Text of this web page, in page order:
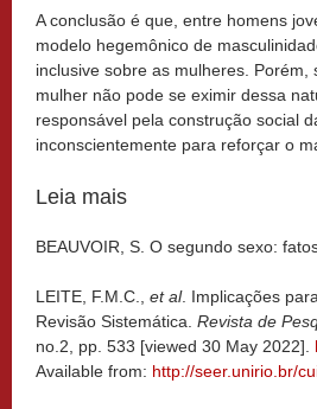
A conclusão é que, entre homens
modelo hegemônico de
inclusive sobre as mulheres.
mulher não pode se eximir dessa
responsável pela construção social
inconscientemente para reforçar o
Leia mais
BEAUVOIR, S. O segundo sexo:
LEITE, F.M.C., et al. Implicações
Revisão Sistemática. Revista de
no.2, pp. 533 [viewed 30 May 2022].
Available from: http://seer.unirio.br/